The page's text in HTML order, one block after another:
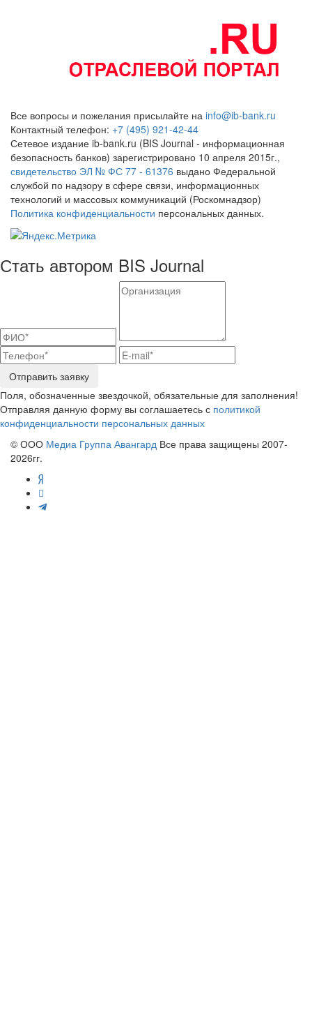
Все вопросы и пожелания присылайте на info@ib-bank.ru
Контактный телефон: +7 (495) 921-42-44
Сетевое издание ib-bank.ru (BIS Journal - информационная
безопасность банков) зарегистрировано 10 апреля 2015г.,
свидетельство ЭЛ № ФС 77 - 61376 выдано Федеральной
службой по надзору в сфере связи, информационных
технологий и массовых коммуникаций (Роскомнадзор)
Политика конфиденциальности персональных данных.
Стать автором BIS Journal
Отправить заявку
Поля, обозначенные звездочкой, обязательные для заполнения!
Отправляя данную форму вы соглашаетесь с политикой
конфиденциальности персональных данных
© ООО Медиа Группа Авангард Все права защищены 2007-
2026гг.